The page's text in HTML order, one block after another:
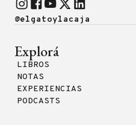
@elgatoylacaja
Explorá
LIBROS
NOTAS
EXPERIENCIAS
PODCASTS